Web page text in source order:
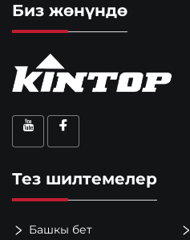
Биз жөнүндө
Тез шилтемелер
Башкы бет